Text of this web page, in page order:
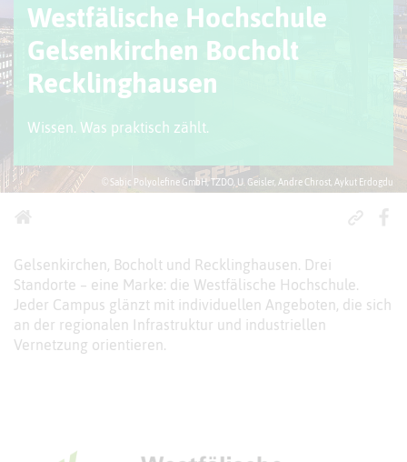
© Sabic Polyolefine GmbH, TZDO, U. Geisler, Andre Chrost, Aykut Erdogdu
Westfälische Hochschule
Gelsenkirchen Bocholt
Recklinghausen
Wissen. Was praktisch zählt.
Gelsenkirchen, Bocholt und Recklinghausen. Drei
Standorte – eine Marke: die Westfälische Hochschule.
Jeder Campus glänzt mit individuellen Angeboten, die sich
an der regionalen Infrastruktur und industriellen
Vernetzung orientieren.